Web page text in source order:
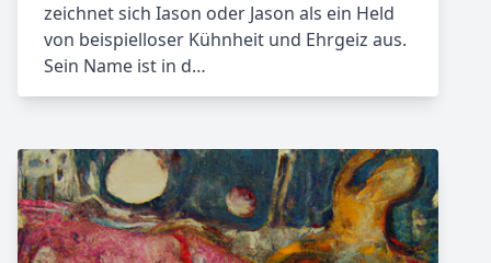
zeichnet sich Iason oder Jason als ein Held
von beispielloser Kühnheit und Ehrgeiz aus.
Sein Name ist in d…